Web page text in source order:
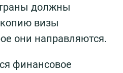
должны
визы
они направляются.
финансовое